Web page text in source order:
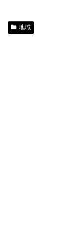
地域